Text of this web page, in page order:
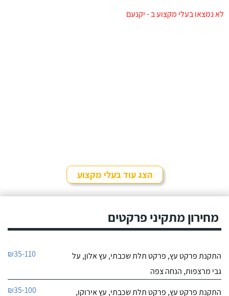
לא נמצאו בעלי מקצוע ב - יקנעם
הצג עוד בעלי מקצוע
מחירון מתקיני פרקטים
התקנת פרקט עץ, פרקט תלת שכבתי, עץ אלון, על
גבי מרצפות, הנחה צפה
₪35-110
התקנת פרקט עץ, פרקט תלת שכבתי, עץ אירוקו,
₪35-100